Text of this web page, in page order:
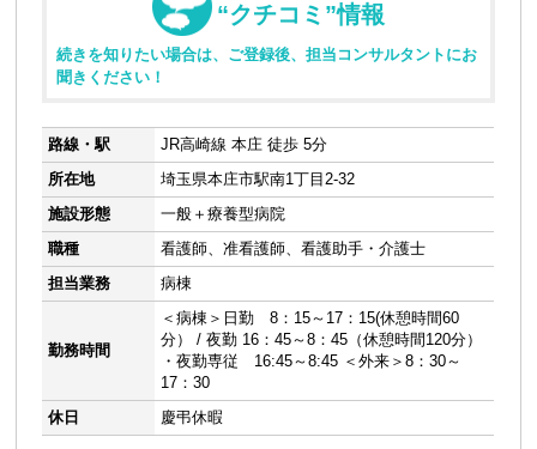
“クチコミ”情報
続きを知りたい場合は、ご登録後、担当コンサルタントにお
聞きください！
路線・駅
JR高崎線 本庄 徒歩 5分
所在地
埼玉県本庄市駅南1丁目2-32
施設形態
一般＋療養型病院
職種
看護師、准看護師、看護助手・介護士
担当業務
病棟
勤務時間
＜病棟＞日勤 8：15～17：15(休憩時間60
分） / 夜勤 16：45～8：45（休憩時間120分）
・夜勤専従 16:45～8:45 ＜外来＞8：30～
17：30
休日
慶弔休暇